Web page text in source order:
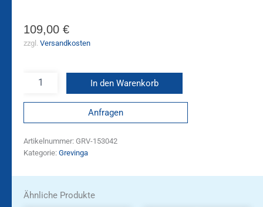
109,00 €
zzgl. Versandkosten
In den Warenkorb
Anfragen
Artikelnummer: GRV-153042
Kategorie: Grevinga
Ähnliche Produkte